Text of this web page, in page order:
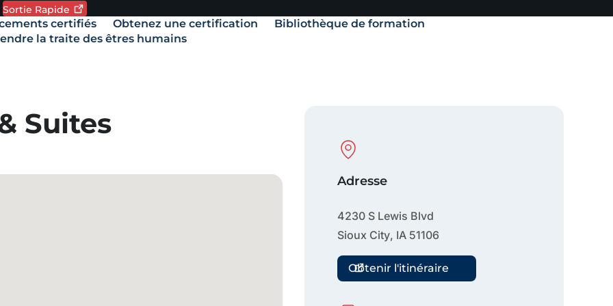
langue. Langue actuelle:
Sortie Rapide
certifiés Obtenez une certification
Bibliothèque de formation
la traite des êtres humains
Suites
Physical Location
Adresse
4230 S Lewis Blvd
Sioux City, IA 51106
Obtenir l'itinéraire